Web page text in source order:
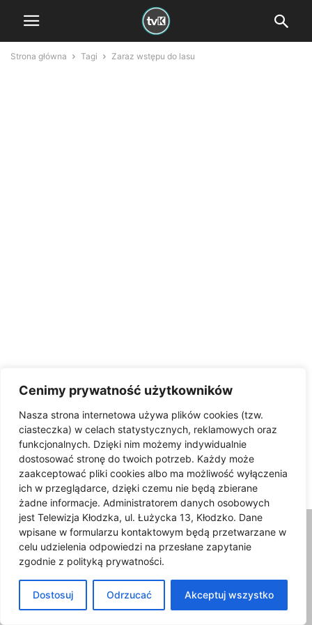
Cenimy prywatność użytkowników
Nasza strona internetowa używa plików cookies (tzw.
ciasteczka) w celach statystycznych, reklamowych oraz
funkcjonalnych. Dzięki nim możemy indywidualnie
dostosować stronę do twoich potrzeb. Każdy może
zaakceptować pliki cookies albo ma możliwość wyłączenia
ich w przeglądarce, dzięki czemu nie będą zbierane
żadne informacje. Administratorem danych osobowych
jest Telewizja Kłodzka, ul. Łużycka 13, Kłodzko. Dane
wpisane w formularzu kontaktowym będą przetwarzane w
celu udzielenia odpowiedzi na przesłane zapytanie
zgodnie z polityką prywatności.
Dostosuj Odrzucać Akceptuj wszystko
Strona główna Tagi Zaraz wstępu do lasu
zaraz wstępu do lasu
UWAGA! Zakaz wstępu do lasu
na terenie leśnictwa Chocieszów
09/02/2024